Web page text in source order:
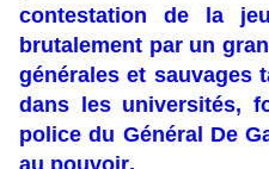
contestation de la
brutalement par un
générales et sauvages
dans les universités,
police du Général De